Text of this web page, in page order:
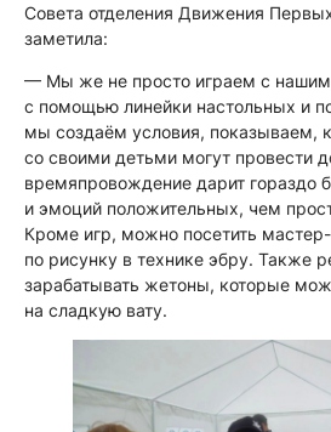
Совета отделения Движения
заметила:
— Мы же не просто играем с
с помощью линейки настольных и
мы создаём условия, показываем,
со своими детьми могут провести
времяпровождение дарит гораздо
и эмоций положительных, чем
Кроме игр, можно посетить
по рисунку в технике эбру. Также
зарабатывать жетоны, которые
на сладкую вату.